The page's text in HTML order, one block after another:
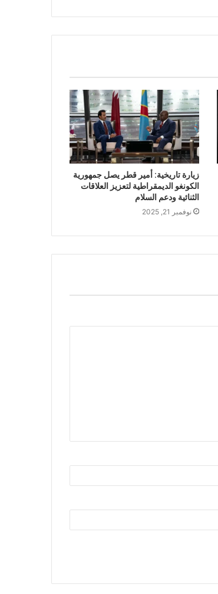
زيارة تاريخية: أمير قطر يصل جمهورية
الكونغو الديمقراطية لتعزيز العلاقات
الثنائية ودعم السلام
نوفمبر 21, 2025